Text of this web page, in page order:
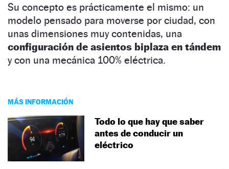
Su concepto es prácticamente el mismo: un
modelo pensado para moverse por ciudad, con
unas dimensiones muy contenidas, una
configuración de asientos biplaza en tándem
y con una mecánica 100% eléctrica.
MÁS INFORMACIÓN
Todo lo que hay que saber
antes de conducir un
eléctrico